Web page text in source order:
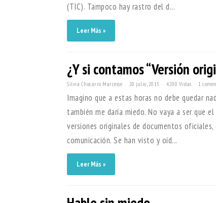
(TIC). Tampoco hay rastro del d...
Leer Más »
¿Y si contamos “Versión
Silvia Chocarro Marcesse 20 julio, 2015 4200 Vistas 1
Imagino que a estas horas no debe quedar
también me daría miedo. No vaya a ser que
versiones originales de documentos
comunicación. Se han visto y oíd...
Leer Más »